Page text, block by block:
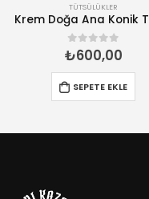
TÜTSÜLÜKLER
0 5 üzerinden
₺600,00
SEPETE EKLE